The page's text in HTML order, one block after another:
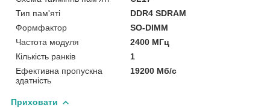
Тип пам'яті
DDR4 SDRAM
Формфактор
SO-DIMM
Частота модуля
2400 МГц
Кількість ранків
1
Ефективна пропускна
здатність
19200 Мб/с
Приховати